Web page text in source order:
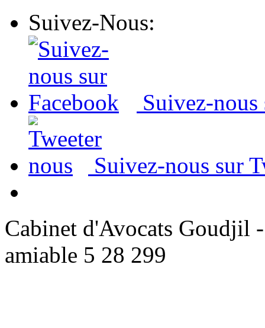
Suivez-Nous:
Suivez-nous
Suivez-nous sur
Cabinet d'Avocats Goudjil
amiable 5 28 299